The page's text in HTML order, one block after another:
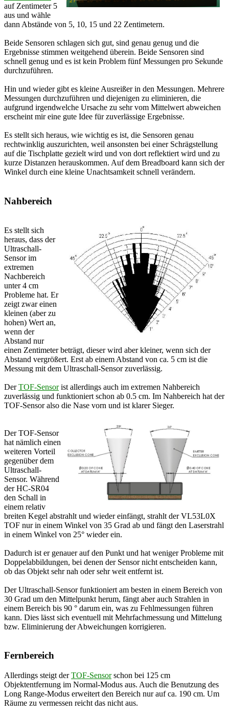
auf Zentimeter 5
aus und wähle
dann Abstände von 5, 10, 15 und 22 Zentimetern.
Beide Sensoren schlagen sich gut, sind genau genug und die
Ergebnisse stimmen weitgehend überein. Beide Sensoren sind
schnell genug und es ist kein Problem fünf Messungen pro Sekunde
durchzuführen.
Hin und wieder gibt es kleine Ausreißer in den Messungen. Mehrere
Messungen durchzuführen und diejenigen zu eliminieren, die
aufgrund irgendwelche Ursache zu sehr vom Mittelwert abweichen
erscheint mir eine gute Idee für zuverlässige Ergebnisse.
Es stellt sich heraus, wie wichtig es ist, die Sensoren genau
rechtwinklig auszurichten, weil ansonsten bei einer Schrägstellung
auf die Tischplatte gezielt wird und von dort reflektiert wird und zu
kurze Distanzen herauskommen. Auf dem Breadboard kann sich der
Winkel durch eine kleine Unachtsamkeit schnell verändern.
Nahbereich
Es stellt sich
heraus, dass der
Ultraschall-
Sensor im
extremen
Nachbereich
unter 4 cm
Probleme hat. Er
zeigt zwar einen
kleinen (aber zu
hohen) Wert an,
wenn der
Abstand nur
einen Zentimeter beträgt, dieser wird aber kleiner, wenn sich der
Abstand vergrößert. Erst ab einem Abstand von ca. 5 cm ist die
Messung mit dem Ultraschall-Sensor zuverlässig.
DerTOF-Sensorist allerdings auch im extremen Nahbereich
zuverlässig und funktioniert schon ab 0.5 cm. Im Nahbereich hat der
TOF-Sensor also die Nase vorn und ist klarer Sieger.
Der TOF-Sensor
hat nämlich einen
weiteren Vorteil
gegenüber dem
Ultraschall-
Sensor. Während
der HC-SR04
den Schall in
einem relativ
breiten Kegel abstrahlt und wieder einfängt, strahlt der VL53L0X
TOF nur in einem Winkel von 35 Grad ab und fängt den Laserstrahl
in einem Winkel von 25° wieder ein.
Dadurch ist er genauer auf den Punkt und hat weniger Probleme mit
Doppelabbildungen, bei denen der Sensor nicht entscheiden kann,
ob das Objekt sehr nah oder sehr weit entfernt ist.
Der Ultraschall-Sensor funktioniert am besten in einem Bereich von
30 Grad um den Mittelpunkt herum, fängt aber auch Strahlen in
einem Bereich bis 90 ° darum ein, was zu Fehlmessungen führen
kann. Dies lässt sich eventuell mit Mehrfachmessung und Mittelung
bzw. Eliminierung der Abweichungen korrigieren.
Fernbereich
Allerdings steigt derTOF-Sensorschon bei 125 cm
Objektentfernung im Normal-Modus aus. Auch die Benutzung des
Long Range-Modus erweitert den Bereich nur auf ca. 190 cm. Um
Räume zu vermessen reicht das nicht aus.